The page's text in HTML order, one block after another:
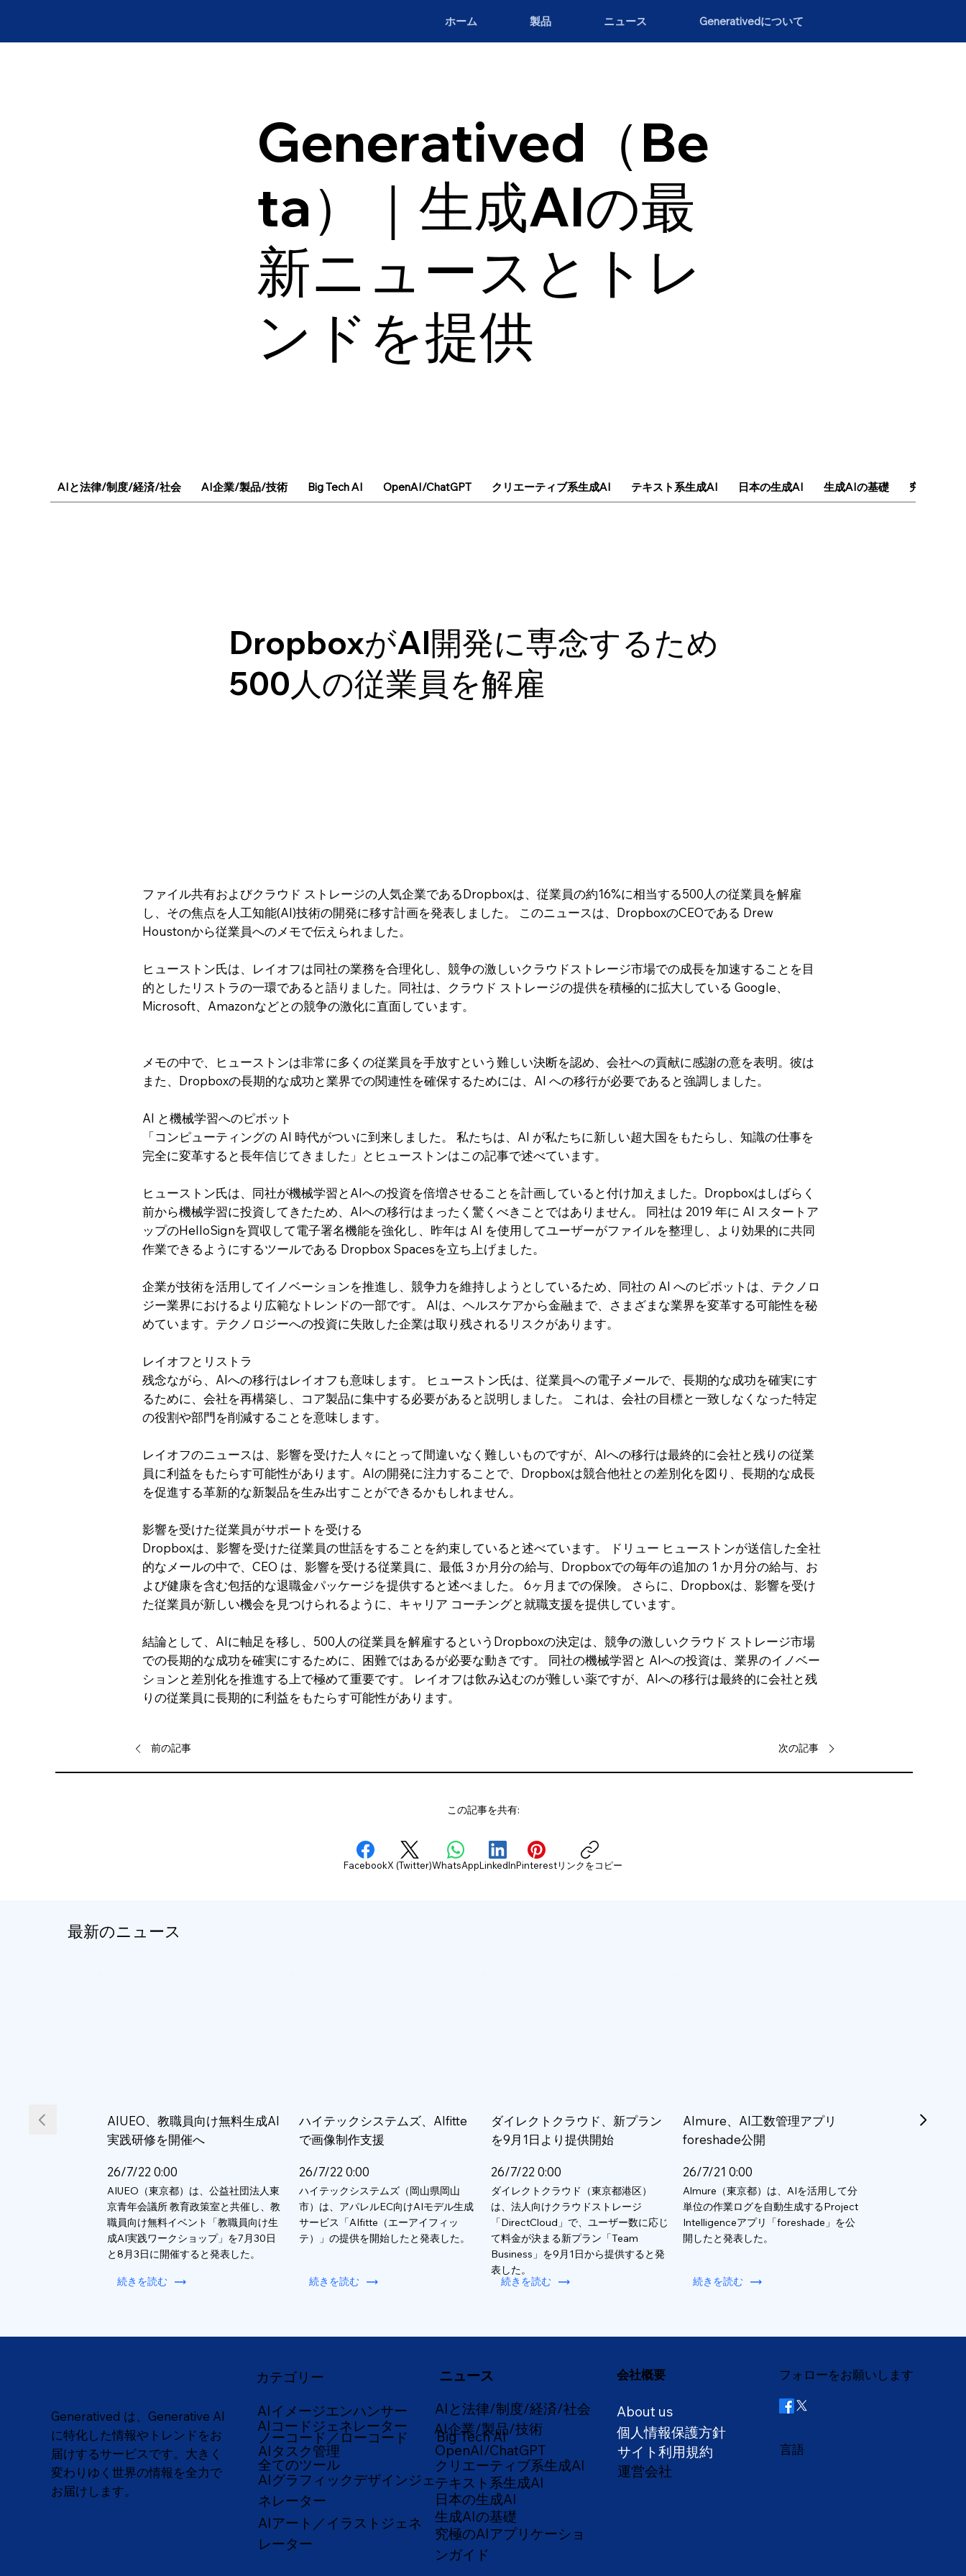
ホーム 製品 ニュース Generativedについて
Generatived（Be
ta）｜生成AIの最
新ニュースとトレ
ンドを提供
DropboxがAI開発に専念するため
500人の従業員を解雇
ファイル共有およびクラウド ストレージの人気企業であるDropboxは、従業員の約16%に相当する500人の従業員を解雇
し、その焦点を人工知能(AI)技術の開発に移す計画を発表しました。 このニュースは、DropboxのCEOである Drew
Houstonから従業員へのメモで伝えられました。
ヒューストン氏は、レイオフは同社の業務を合理化し、競争の激しいクラウドストレージ市場での成長を加速することを目
的としたリストラの一環であると語りました。同社は、クラウド ストレージの提供を積極的に拡大している Google、
Microsoft、Amazonなどとの競争の激化に直面しています。
メモの中で、ヒューストンは非常に多くの従業員を手放すという難しい決断を認め、会社への貢献に感謝の意を表明。彼は
また、Dropboxの長期的な成功と業界での関連性を確保するためには、AI への移行が必要であると強調しました。
AI と機械学習へのピボット
「コンピューティングの AI 時代がついに到来しました。 私たちは、AI が私たちに新しい超大国をもたらし、知識の仕事を
完全に変革すると長年信じてきました」とヒューストンはこの記事で述べています。
ヒューストン氏は、同社が機械学習とAIへの投資を倍増させることを計画していると付け加えました。Dropboxはしばらく
前から機械学習に投資してきたため、AIへの移行はまったく驚くべきことではありません。 同社は 2019 年に AI スタートア
ップのHelloSignを買収して電子署名機能を強化し、昨年は AI を使用してユーザーがファイルを整理し、より効果的に共同
作業できるようにするツールである Dropbox Spacesを立ち上げました。
企業が技術を活用してイノベーションを推進し、競争力を維持しようとしているため、同社の AI へのピボットは、テクノロ
ジー業界におけるより広範なトレンドの一部です。 AIは、ヘルスケアから金融まで、さまざまな業界を変革する可能性を秘
めています。テクノロジーへの投資に失敗した企業は取り残されるリスクがあります。
レイオフとリストラ
残念ながら、AIへの移行はレイオフも意味します。 ヒューストン氏は、従業員への電子メールで、長期的な成功を確実にす
るために、会社を再構築し、コア製品に集中する必要があると説明しました。 これは、会社の目標と一致しなくなった特定
の役割や部門を削減することを意味します。
レイオフのニュースは、影響を受けた人々にとって間違いなく難しいものですが、AIへの移行は最終的に会社と残りの従業
員に利益をもたらす可能性があります。AIの開発に注力することで、Dropboxは競合他社との差別化を図り、長期的な成長
を促進する革新的な新製品を生み出すことができるかもしれません。
影響を受けた従業員がサポートを受ける
Dropboxは、影響を受けた従業員の世話をすることを約束していると述べています。 ドリュー ヒューストンが送信した全社
的なメールの中で、CEO は、影響を受ける従業員に、最低 3 か月分の給与、Dropboxでの毎年の追加の 1 か月分の給与、お
よび健康を含む包括的な退職金パッケージを提供すると述べました。 6ヶ月までの保険。 さらに、Dropboxは、影響を受け
た従業員が新しい機会を見つけられるように、キャリア コーチングと就職支援を提供しています。
結論として、AIに軸足を移し、500人の従業員を解雇するというDropboxの決定は、競争の激しいクラウド ストレージ市場
での長期的な成功を確実にするために、困難ではあるが必要な動きです。 同社の機械学習と AIへの投資は、業界のイノベー
ションと差別化を推進する上で極めて重要です。 レイオフは飲み込むのが難しい薬ですが、AIへの移行は最終的に会社と残
りの従業員に長期的に利益をもたらす可能性があります。
前の記事 次の記事
この記事を共有:
FacebookX (Twitter)WhatsAppLinkedInPinterestリンクをコピー
最新のニュース
AIUEO、教職員向け無料生成AI
実践研修を開催へ
26/7/22 0:00
AIUEO（東京都）は、公益社団法人東
京青年会議所 教育政策室と共催し、教
職員向け無料イベント「教職員向け生
成AI実践ワークショップ」を7月30日
と8月3日に開催すると発表した。
続きを読む
ハイテックシステムズ、AIfitte
で画像制作支援
26/7/22 0:00
ハイテックシステムズ（岡山県岡山
市）は、アパレルEC向けAIモデル生成
サービス「AIfitte（エーアイフィッ
テ）」の提供を開始したと発表した。
続きを読む
ダイレクトクラウド、新プラン
を9月1日より提供開始
26/7/22 0:00
ダイレクトクラウド（東京都港区）
は、法人向けクラウドストレージ
「DirectCloud」で、ユーザー数に応じ
て料金が決まる新プラン「Team
Business」を9月1日から提供すると発
表した。
続きを読む
Almure、AI工数管理アプリ
foreshade公開
26/7/21 0:00
Almure（東京都）は、AIを活用して分
単位の作業ログを自動生成するProject
Intelligenceアプリ「foreshade」を公
開したと発表した。
続きを読む
AIと法律/制度/経済/社会 AI企業/製品/技術 Big Tech AI OpenAI/ChatGPT クリエーティブ系生成AI テキスト系生成AI 日本の生成AI 生成AIの基礎 究極のAI
カテゴリー
AIイメージエンハンサー
AIコードジェネレーター
AIタスク管理
ノーコード／ローコード
AIグラフィックデザインジェ
ネレーター
AIアート／イラストジェネ
レーター
全てのツール
ニュース
AIと法律/制度/経済/社会
AI企業/製品/技術
Big Tech AI
OpenAI/ChatGPT
クリエーティブ系生成AI
テキスト系生成AI
日本の生成AI
生成AIの基礎
究極のAIアプリケーショ
ンガイド
会社概要
About us
個人情報保護方針
サイト利用規約
運営会社
フォローをお願いします
言語
Generatived は、Generative AI
に特化した情報やトレンドをお
届けするサービスです。大きく
変わりゆく世界の情報を全力で
お届けします。